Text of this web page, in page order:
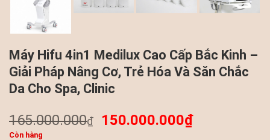
Máy Hifu 4in1 Medilux Cao Cấp Bắc Kinh –
Giải Pháp Nâng Cơ, Trẻ Hóa Và Săn Chắc
Da Cho Spa, Clinic
165.000.000₫ 150.000.000₫
Còn hàng